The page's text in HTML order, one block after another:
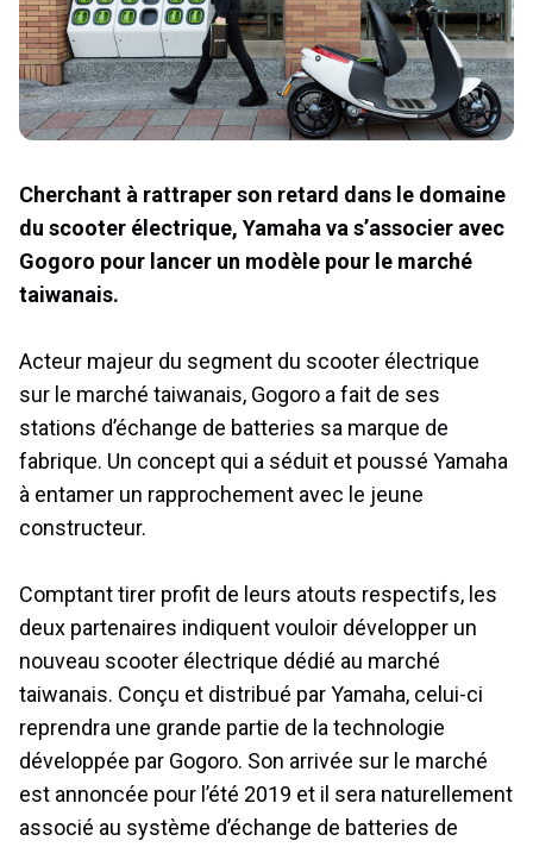
Cherchant à rattraper son retard dans le domaine
du scooter électrique, Yamaha va s’associer avec
Gogoro pour lancer un modèle pour le marché
taiwanais.
Acteur majeur du segment du scooter électrique
sur le marché taiwanais, Gogoro a fait de ses
stations d’échange de batteries sa marque de
fabrique. Un concept qui a séduit et poussé Yamaha
à entamer un rapprochement avec le jeune
constructeur.
Comptant tirer profit de leurs atouts respectifs, les
deux partenaires indiquent vouloir développer un
nouveau scooter électrique dédié au marché
taiwanais. Conçu et distribué par Yamaha, celui-ci
reprendra une grande partie de la technologie
développée par Gogoro. Son arrivée sur le marché
est annoncée pour l’été 2019 et il sera naturellement
associé au système d’échange de batteries de